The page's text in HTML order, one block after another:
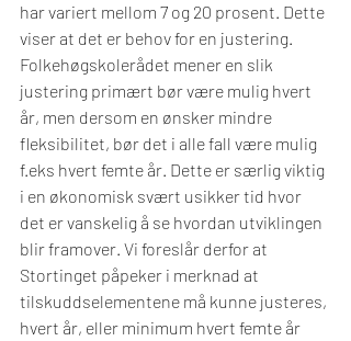
har variert mellom 7 og 20 prosent. Dette
viser at det er behov for en justering.
Folkehøgskolerådet mener en slik
justering primært bør være mulig hvert
år, men dersom en ønsker mindre
fleksibilitet, bør det i alle fall være mulig
f.eks hvert femte år. Dette er særlig viktig
i en økonomisk svært usikker tid hvor
det er vanskelig å se hvordan utviklingen
blir framover. Vi foreslår derfor at
Stortinget påpeker i merknad at
tilskuddselementene må kunne justeres,
hvert år, eller minimum hvert femte år